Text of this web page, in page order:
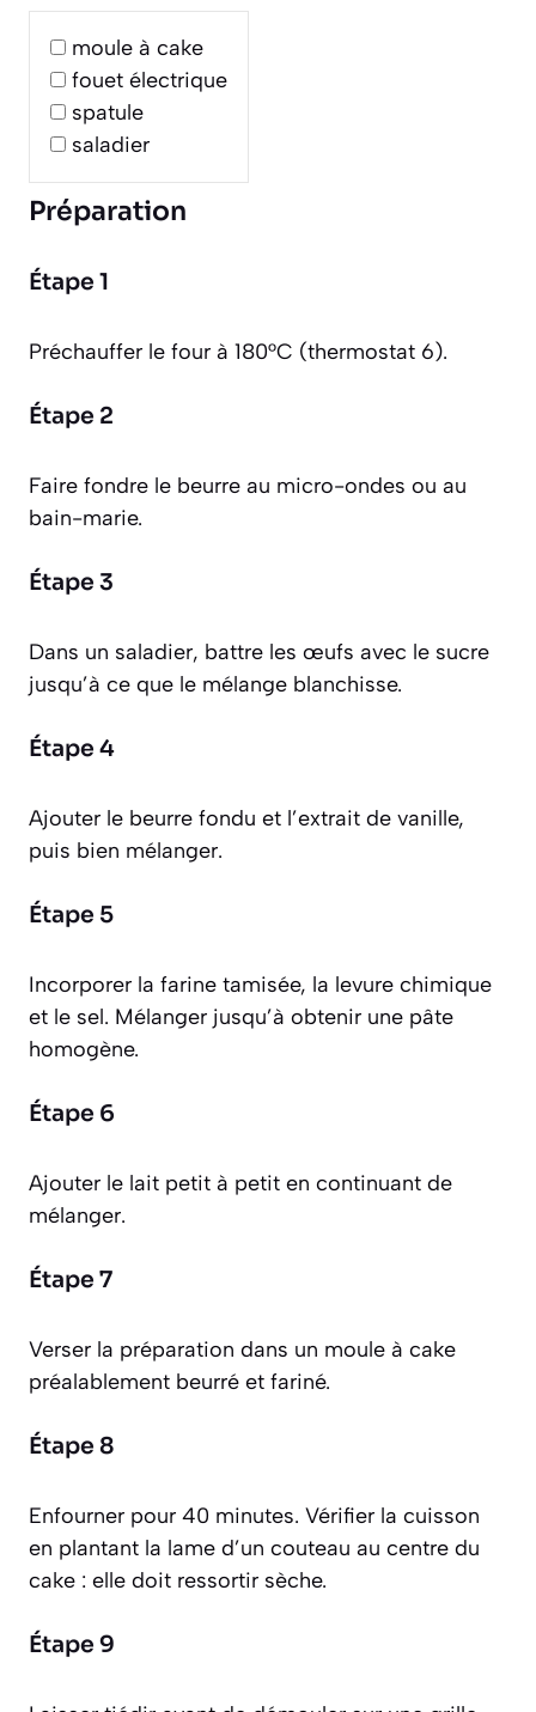
moule à cake
fouet électrique
spatule
saladier
Préparation
Étape 1
Préchauffer le four à 180°C (thermostat 6).
Étape 2
Faire fondre le beurre au micro-ondes ou au
bain-marie.
Étape 3
Dans un saladier, battre les œufs avec le sucre
jusqu’à ce que le mélange blanchisse.
Étape 4
Ajouter le beurre fondu et l’extrait de vanille,
puis bien mélanger.
Étape 5
Incorporer la farine tamisée, la levure chimique
et le sel. Mélanger jusqu’à obtenir une pâte
homogène.
Étape 6
Ajouter le lait petit à petit en continuant de
mélanger.
Étape 7
Verser la préparation dans un moule à cake
préalablement beurré et fariné.
Étape 8
Enfourner pour 40 minutes. Vérifier la cuisson
en plantant la lame d’un couteau au centre du
cake : elle doit ressortir sèche.
Étape 9